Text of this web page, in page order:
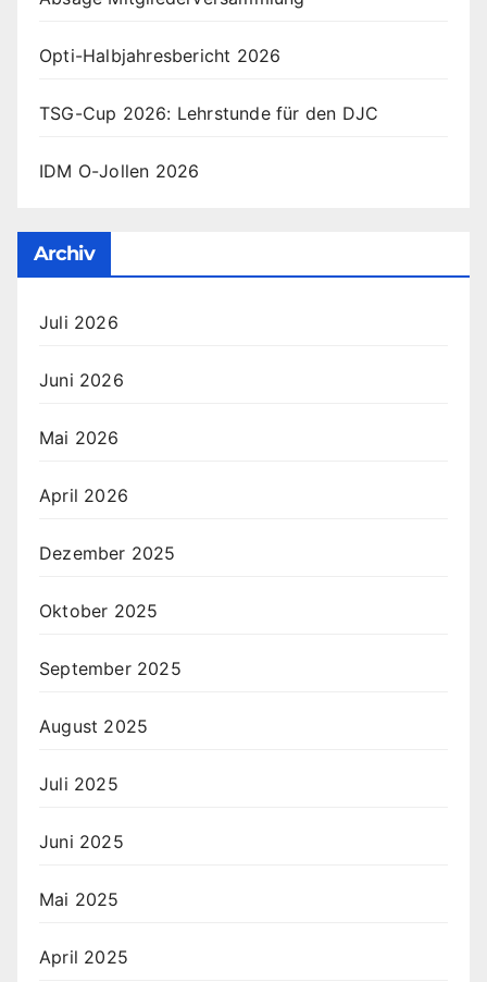
Opti-Halbjahresbericht 2026
TSG-Cup 2026: Lehrstunde für den DJC
IDM O-Jollen 2026
Archiv
Juli 2026
Juni 2026
Mai 2026
April 2026
Dezember 2025
Oktober 2025
September 2025
August 2025
Juli 2025
Juni 2025
Mai 2025
April 2025